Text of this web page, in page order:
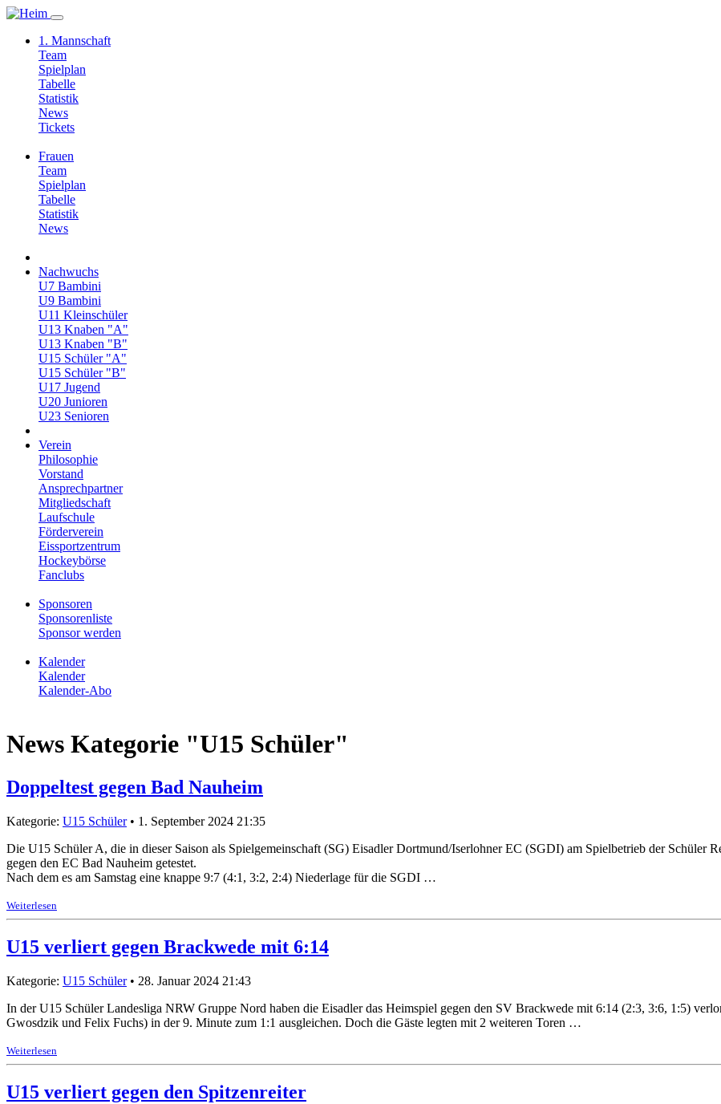
1. Mannschaft
Team
Spielplan
Tabelle
Statistik
News
Tickets
Frauen
Team
Spielplan
Tabelle
Statistik
News
Nachwuchs
U7 Bambini
U9 Bambini
U11 Kleinschüler
U13 Knaben "A"
U13 Knaben "B"
U15 Schüler "A"
U15 Schüler "B"
U17 Jugend
U20 Junioren
U23 Senioren
Verein
Philosophie
Vorstand
Ansprechpartner
Mitgliedschaft
Laufschule
Förderverein
Eissportzentrum
Hockeybörse
Fanclubs
Sponsoren
Sponsorenliste
Sponsor werden
Kalender
Kalender
Kalender-Abo
News Kategorie "U15 Schüler"
Doppeltest gegen Bad Nauheim
Kategorie: U15 Schüler• 1. September 2024 21:35
Die U15 Schüler A, die in dieser Saison als Spielgemeinschaft (SG) Eisadler Dortmund/Iserlohner EC (SGDI) am Spielbetrieb der Schüler
gegen den EC Bad Nauheim getestet.
Nach dem es am Samstag eine knappe 9:7 (4:1, 3:2, 2:4) Niederlage für die SGDI …
Weiterlesen
U15 verliert gegen Brackwede mit 6:14
Kategorie: U15 Schüler• 28. Januar 2024 21:43
In der U15 Schüler Landesliga NRW Gruppe Nord haben die Eisadler das Heimspiel gegen den SV Brackwede mit 6:14 (2:3, 3:6, 1:5)
Gwosdzik und Felix Fuchs) in der 9. Minute zum 1:1 ausgleichen. Doch die Gäste legten mit 2 weiteren Toren …
Weiterlesen
U15 verliert gegen den Spitzenreiter